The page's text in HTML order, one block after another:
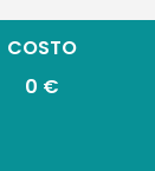
COSTO
0 €